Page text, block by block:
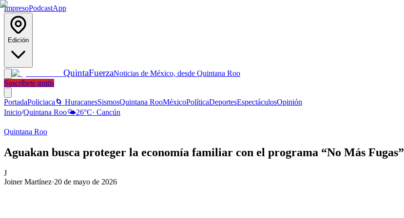
ImpresoPodcastApp
Edición
QuintaFuerzaNoticias de México, desde Quintana Roo
Suscríbete gratis
PortadaPoliciaca 🌀 HuracanesSismosQuintana RooMéxicoPolíticaDeportesEspectáculosOpinión
Inicio/Quintana Roo🌤️26°C· Cancún
Quintana Roo
Aguakan busca proteger la economía familiar con el programa “No Más Fugas”
J
Joiner Martínez·20 de mayo de 2026